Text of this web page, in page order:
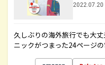
2022.07.20
久しぶりの海外旅行でも大
ニックがつまった24ページ